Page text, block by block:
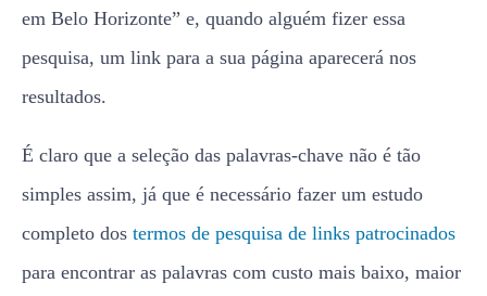
É claro que a seleção das palavras-chave não é tão
simples assim, já que é necessário fazer um estudo
completo dos
para encontrar as palavras com custo mais baixo, maior
potencial de conversão, menor concorrência e outras
métricas que são utilizadas.
Então, as campanhas de AdWords são um conjunto de